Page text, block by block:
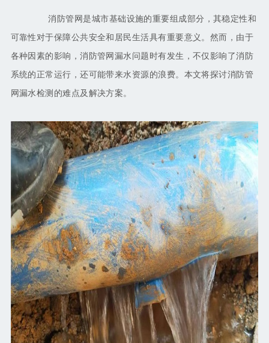
消防管网是城市基础设施的重要组成部分，其稳定性和
可靠性对于保障公共安全和居民生活具有重要意义。然而，由于
各种因素的影响，消防管网漏水问题时有发生，不仅影响了消防
系统的正常运行，还可能带来水资源的浪费。本文将探讨消防管
网漏水检测的难点及解决方案。